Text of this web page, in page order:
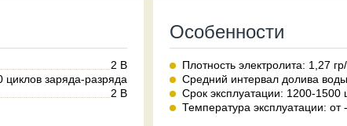
2 В
циклов заряда-разряда
2 В
Особенности
Плотность электролита: 1,27
Средний интервал долива
Срок эксплуатации: 1200-1500
Температура эксплуатации: от